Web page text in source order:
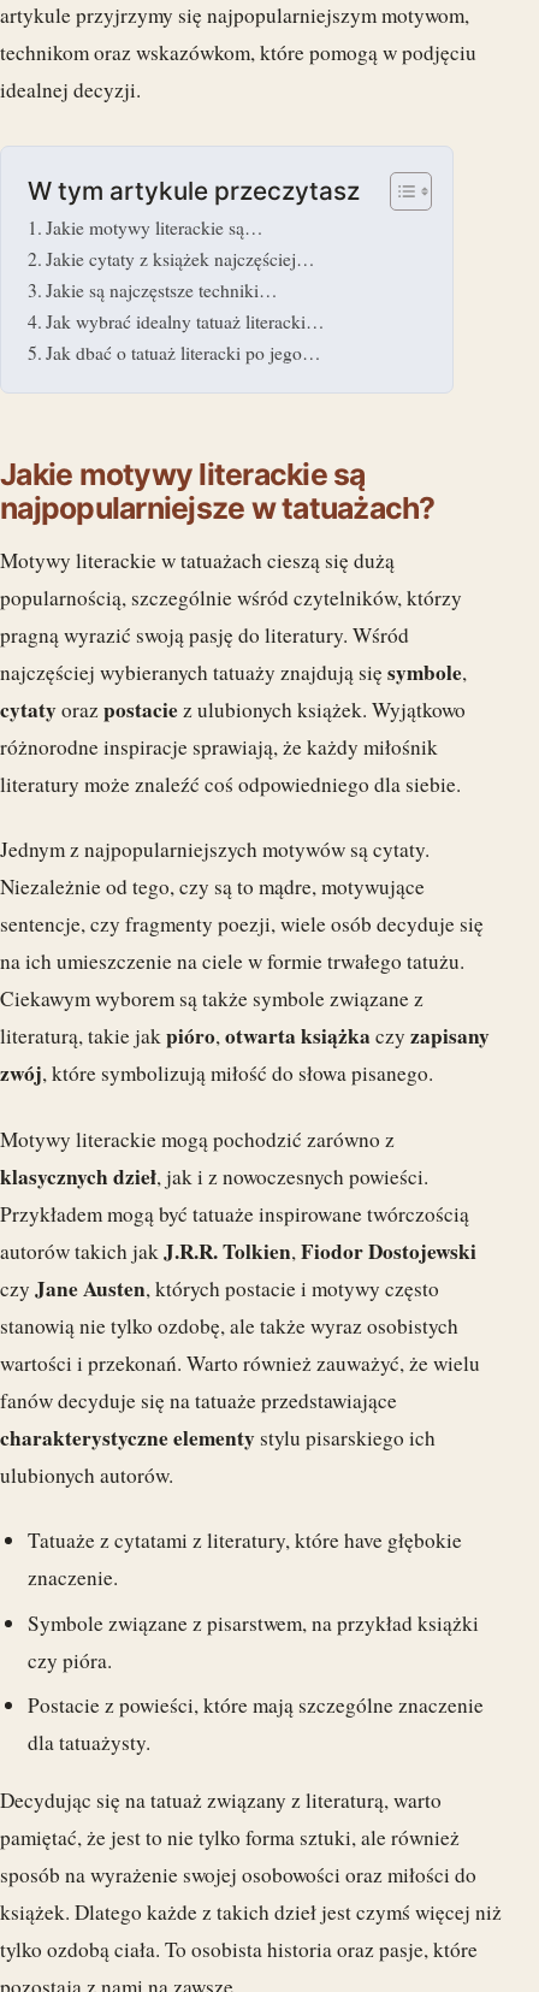
artykule przyjrzymy się najpopularniejszym motywom,
technikom oraz wskazówkom, które pomogą w podjęciu
idealnej decyzji.
W tym artykule przeczytasz
Jakie motywy literackie są…
Jakie cytaty z książek najczęściej…
Jakie są najczęstsze techniki…
Jak wybrać idealny tatuaż literacki…
Jak dbać o tatuaż literacki po jego…
Jakie motywy literackie są
najpopularniejsze w tatuażach?
Motywy literackie w tatuażach cieszą się dużą
popularnością, szczególnie wśród czytelników, którzy
pragną wyrazić swoją pasję do literatury. Wśród
najczęściej wybieranych tatuaży znajdują się symbole,
cytatyorazpostaciez ulubionych książek. Wyjątkowo
różnorodne inspiracje sprawiają, że każdy miłośnik
literatury może znaleźć coś odpowiedniego dla siebie.
Jednym z najpopularniejszych motywów są cytaty.
Niezależnie od tego, czy są to mądre, motywujące
sentencje, czy fragmenty poezji, wiele osób decyduje się
na ich umieszczenie na ciele w formie trwałego tatużu.
Ciekawym wyborem są także symbole związane z
literaturą, takie jakpióro,otwarta książka czy zapisany
zwój, które symbolizują miłość do słowa pisanego.
Motywy literackie mogą pochodzić zarówno z
klasycznych dzieł, jak i z nowoczesnych powieści.
Przykładem mogą być tatuaże inspirowane twórczością
autorów takich jakJ.R.R. Tolkien,Fiodor Dostojewski
czy Jane Austen, których postacie i motywy często
stanowią nie tylko ozdobę, ale także wyraz osobistych
wartości i przekonań. Warto również zauważyć, że wielu
fanów decyduje się na tatuaże przedstawiające
charakterystyczne elementy stylu pisarskiego ich
ulubionych autorów.
Tatuaże z cytatami z literatury, które have głębokie
znaczenie.
Symbole związane z pisarstwem, na przykład książki
czy pióra.
Postacie z powieści, które mają szczególne znaczenie
dla tatuażysty.
Decydując się na tatuaż związany z literaturą, warto
pamiętać, że jest to nie tylko forma sztuki, ale również
sposób na wyrażenie swojej osobowości oraz miłości do
książek. Dlatego każde z takich dzieł jest czymś więcej niż
tylko ozdobą ciała. To osobista historia oraz pasje, które